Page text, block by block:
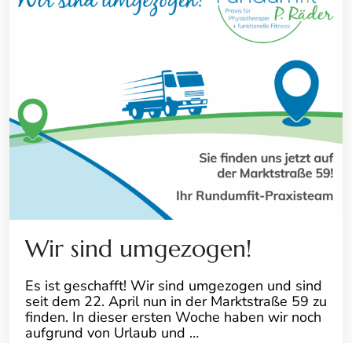
Wir sind umgezogen!
Es ist geschafft! Wir sind umgezogen und sind
seit dem 22. April nun in der Marktstraße 59 zu
finden. In dieser ersten Woche haben wir noch
aufgrund von Urlaub und …